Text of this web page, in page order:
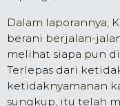
Dalam laporannya,
berani berjalan-
melihat siapa pun
Terlepas dari
ketidaknyamanan
sungkup, itu telah